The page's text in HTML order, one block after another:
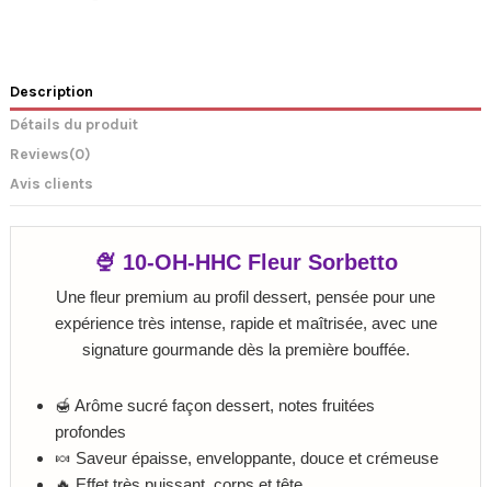
Description
Détails du produit
Reviews(0)
Avis clients
🍨 10-OH-HHC Fleur Sorbetto
Une fleur premium au profil dessert, pensée pour une
expérience très intense, rapide et maîtrisée, avec une
signature gourmande dès la première bouffée.
🍯 Arôme sucré façon dessert, notes fruitées
profondes
🍬 Saveur épaisse, enveloppante, douce et crémeuse